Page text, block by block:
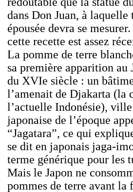
dans Don Juan, à
épousée devra se
cette recette est assez
La pomme de terre
sa première apparition au
du XVIe siècle : un
l’amenait de Djakarta (la
l’actuelle Indonésie),
japonaise de l’époque
“Jagatara”, ce qui
se dit en japonais jaga-
terme générique pour les
Mais le Japon ne
pommes de terre avant